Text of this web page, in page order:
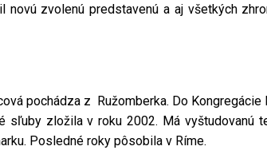
zvolenú predstavenú a aj všetkých
pochádza z Ružomberka. Do
sľuby zložila v roku 2002. Má vyštudovanú
Posledné roky pôsobila v Ríme.